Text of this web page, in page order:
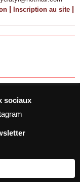
| Inscription au site |
sociaux